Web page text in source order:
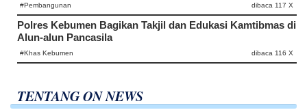
#Pembangunan dibaca 117 X
Polres Kebumen Bagikan Takjil dan Edukasi Kamtibmas di
Alun-alun Pancasila
#Khas Kebumen dibaca 116 X
TENTANG ON NEWS